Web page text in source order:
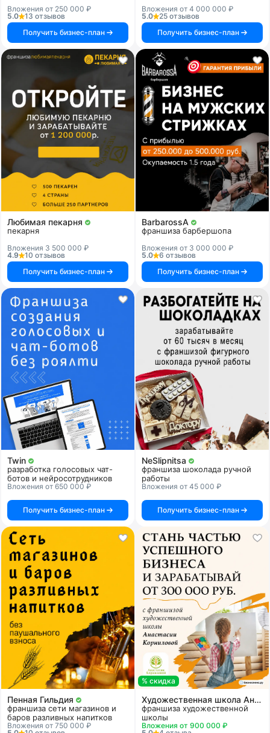
Вложения от 250 000 ₽
5.0
13 отзывов
Получить бизнес-план
Вложения от 4 000 000 ₽
5.0
25 отзывов
Получить бизнес-план
Любимая пекарня
пекарня
Вложения 3 500 000 ₽
4.9
10 отзывов
Получить бизнес-план
BarbarossA
франшиза барбершопа
Вложения от 3 000 000 ₽
5.0
6 отзывов
Получить бизнес-план
Twin
разработка голосовых чат-
ботов и нейросотрудников
Вложения от 650 000 ₽
Получить бизнес-план
NeSlipnitsa
франшиза шоколада ручной
работы
Вложения от 45 000 ₽
Получить бизнес-план
Пенная Гильдия
франшиза сети магазинов и
баров разливных напитков
Вложения от 750 000 ₽
% скидка
Художественная школа Анастасии Корниловой
франшиза художественной
школы
Вложения от 900 000 ₽